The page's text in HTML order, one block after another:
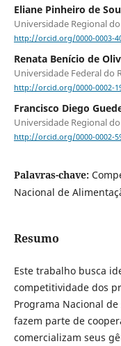
Eliane Pinheiro de
Universidade Regional
http://orcid.org/0000-0003-
Renata Benício de
Universidade Federal do
http://orcid.org/0000-0002-
Francisco Diego
Universidade Regional
http://orcid.org/0000-0002-
Palavras-chave:
Nacional de
Resumo
Este trabalho busca
competitividade dos
Programa Nacional
fazem parte de
comercializam seus